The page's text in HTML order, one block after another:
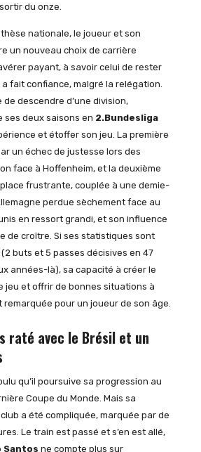
du onze.
nationale, le joueur et son
un nouveau choix de carrière
payant, à savoir celui de rester
fait confiance, malgré la relégation.
de descendre d’une division,
ses deux saisons en 2.Bundesliga
et étoffer son jeu. La première
un échec de justesse lors des
face à Hoffenheim, et la deuxième
frustrante, couplée à une demie-
perdue sèchement face au
en ressort grandi, et son influence
de croître. Si ses statistiques sont
buts et 5 passes décisives en 47
années-là), sa capacité à créer le
jeu et offrir de bonnes situations à
pour un joueur de son âge.
raté avec le Brésil et un
qu’il poursuive sa progression au
Coupe du Monde. Mais sa
a été compliquée, marquée par de
Le train est passé et s’en est allé,
Santos ne compte plus sur